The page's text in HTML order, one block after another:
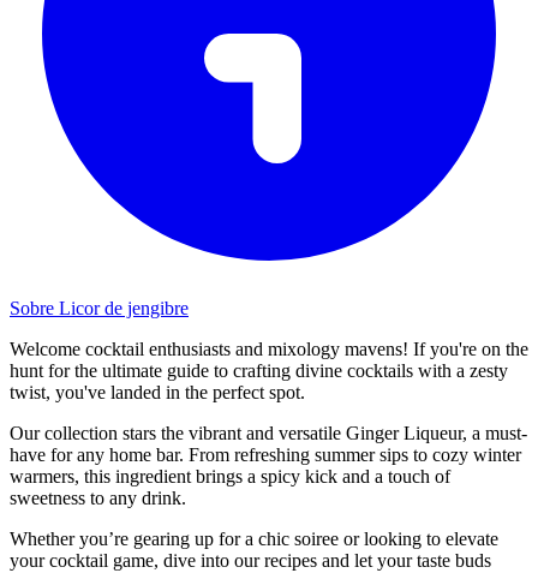
Sobre Licor de jengibre
Welcome cocktail enthusiasts and mixology mavens! If you're on the
hunt for the ultimate guide to crafting divine cocktails with a zesty
twist, you've landed in the perfect spot.
Our collection stars the vibrant and versatile Ginger Liqueur, a must-
have for any home bar. From refreshing summer sips to cozy winter
warmers, this ingredient brings a spicy kick and a touch of
sweetness to any drink.
Whether you’re gearing up for a chic soiree or looking to elevate
your cocktail game, dive into our recipes and let your taste buds